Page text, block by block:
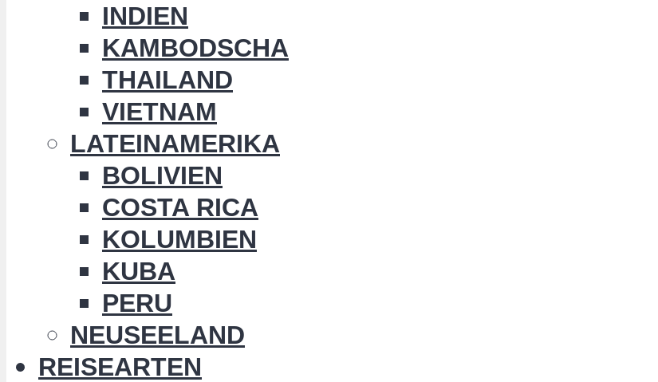
INDIEN
KAMBODSCHA
THAILAND
VIETNAM
LATEINAMERIKA
BOLIVIEN
COSTA RICA
KOLUMBIEN
KUBA
PERU
NEUSEELAND
REISEARTEN